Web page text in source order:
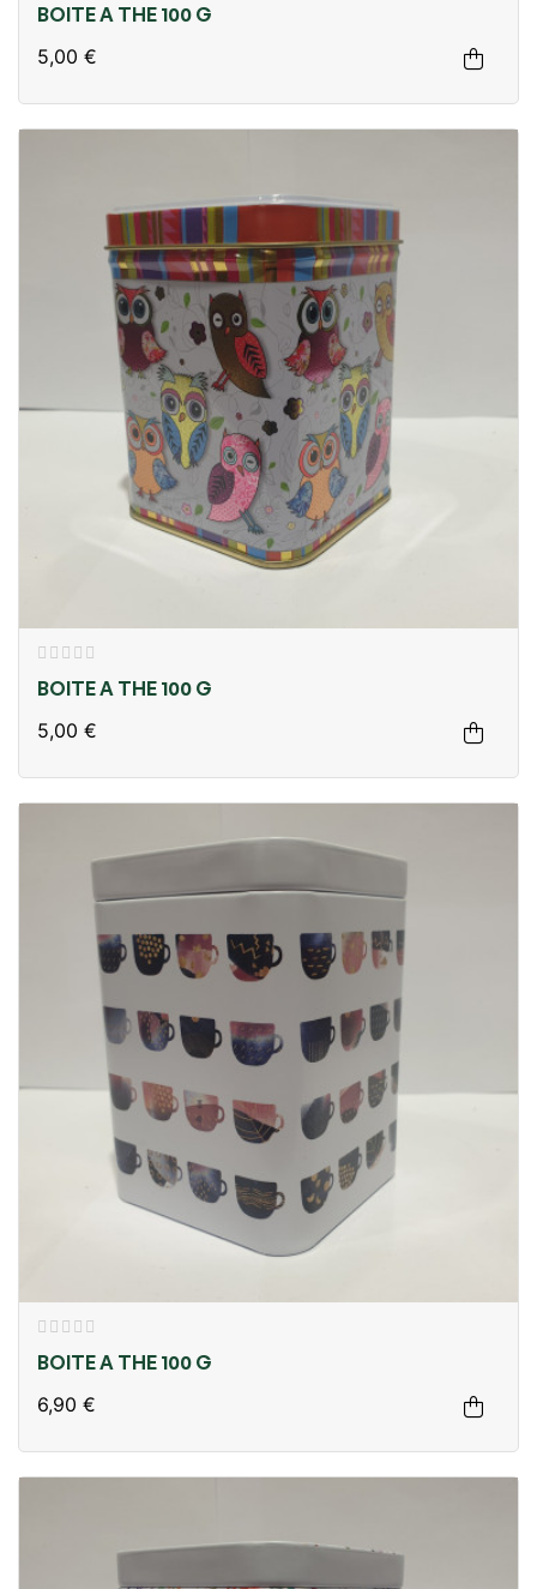
BOITE A THE 100 G
5,00 €
BOITE A THE 100 G
5,00 €
BOITE A THE 100 G
6,90 €